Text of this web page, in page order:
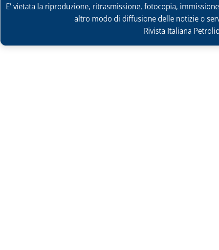
E' vietata la riproduzione, ritrasmissione, fotocopia,
altro modo di diffusione delle notizie o
Rivista Italiana